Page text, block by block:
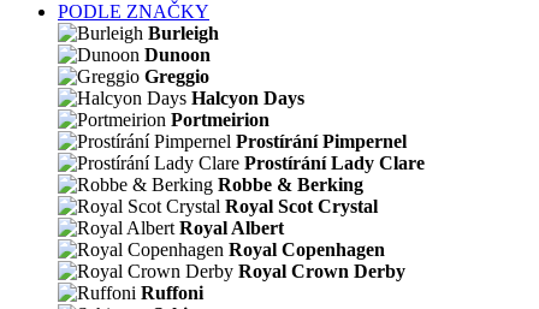
PODLE ZNAČKY
Burleigh
Dunoon
Greggio
Halcyon Days
Portmeirion
Prostírání Pimpernel
Prostírání Lady Clare
Robbe & Berking
Royal Scot Crystal
Royal Albert
Royal Copenhagen
Royal Crown Derby
Ruffoni